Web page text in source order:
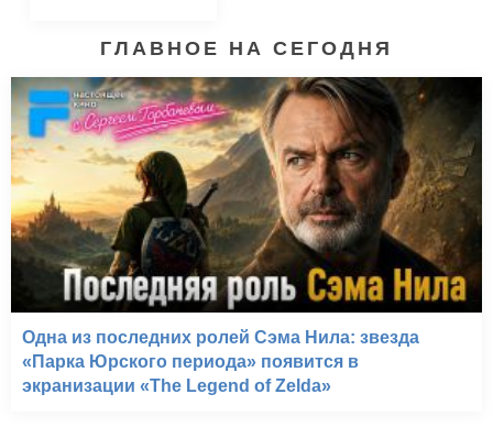
ГЛАВНОЕ НА СЕГОДНЯ
Одна из последних ролей Сэма Нила: звезда
«Парка Юрского периода» появится в
экранизации «The Legend of Zelda»